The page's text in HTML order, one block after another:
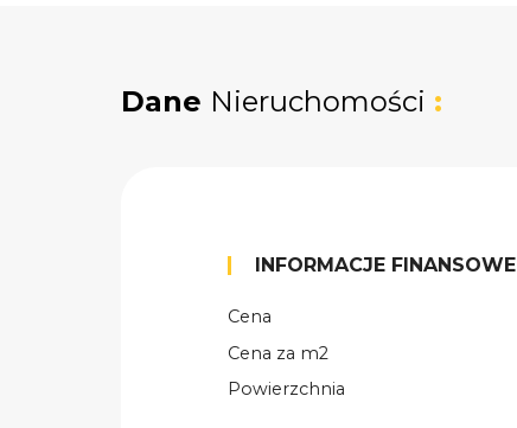
Dane Nieruchomości :
INFORMACJE FINANSOWE
Cena
Cena za m2
Powierzchnia